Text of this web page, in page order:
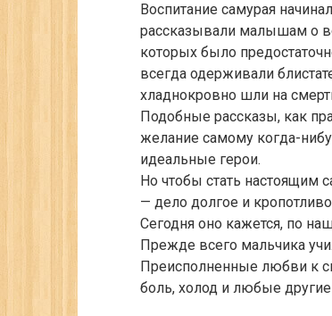
Воспитание самурая
рассказывали малышам о
которых было
всегда одерживали
хладнокровно шли на
Подобные рассказы, как
желание самому когда-
идеальные герои.
Но чтобы стать настоящим
— дело долгое и
Сегодня оно кажется, по
Прежде всего мальчика
Преисполненные любви к
боль, холод и любые